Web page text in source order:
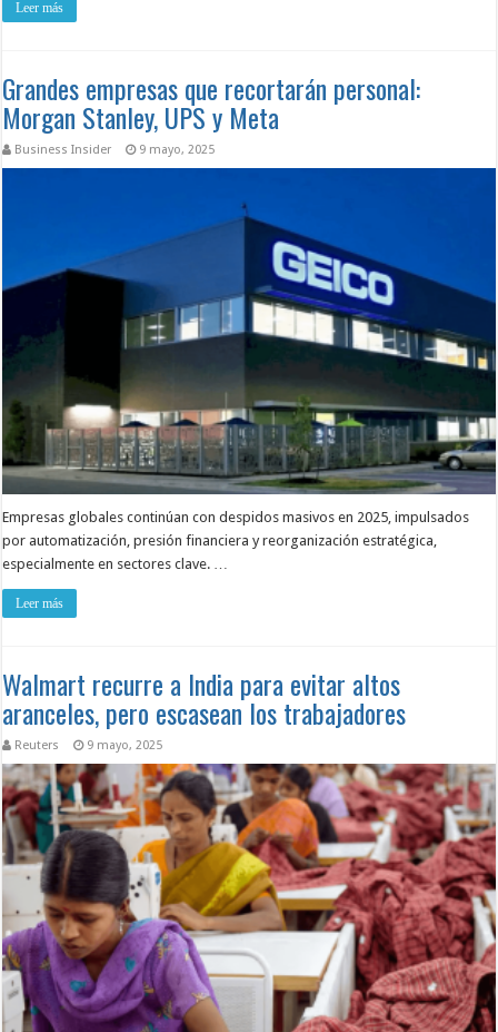
Leer más
Grandes empresas que recortarán personal:
Morgan Stanley, UPS y Meta
Business Insider 9 mayo, 2025
Empresas globales continúan con despidos masivos en 2025, impulsados
por automatización, presión financiera y reorganización estratégica,
especialmente en sectores clave. …
Leer más
Walmart recurre a India para evitar altos
aranceles, pero escasean los trabajadores
Reuters 9 mayo, 2025